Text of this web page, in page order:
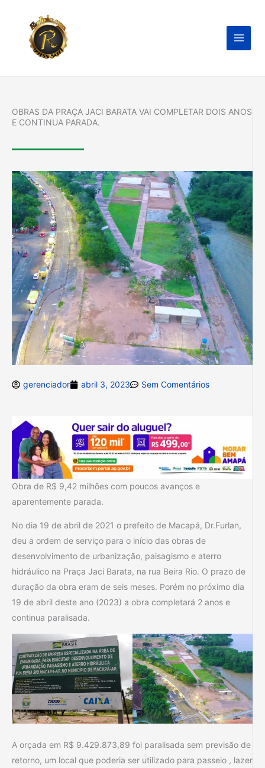
conteúdo
OBRAS DA PRAÇA JACI BARATA VAI COMPLETAR DOIS ANOS
E CONTINUA PARADA.
gerenciador abril 3, 2023 Sem Comentários
Obra de R$ 9,42 milhões com poucos avanços e
aparentemente parada.
No dia 19 de abril de 2021 o prefeito de Macapá, Dr.Furlan,
deu a ordem de serviço para o início das obras de
desenvolvimento de urbanização, paisagismo e aterro
hidráulico na Praça Jaci Barata, na rua Beira Rio. O prazo de
duração da obra eram de seis meses. Porém no próximo dia
19 de abril deste ano (2023) a obra completará 2 anos e
continua paralisada.
A orçada em R$ 9.429.873,89 foi paralisada sem previsão de
retorno, um local que poderia ser utilizado para passeio , lazer